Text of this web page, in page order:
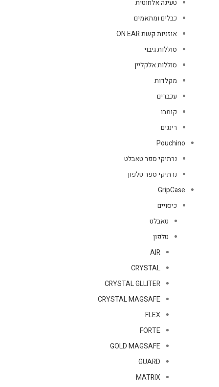
טעינה אלחוטית
כבלים ומתאמים
אוזניות קשת ON EAR
סוללות גיבוי
סוללות אלקליין
מקלדות
עכברים
קומבו
רינגים
Pouchino
נרתיקי ספר טאבלט
נרתיקי ספר טלפון
GripCase
כיסויים
טאבלט
טלפון
AIR
CRYSTAL
CRYSTAL GLLITER
CRYSTAL MAGSAFE
FLEX
FORTE
GOLD MAGSAFE
GUARD
MATRIX